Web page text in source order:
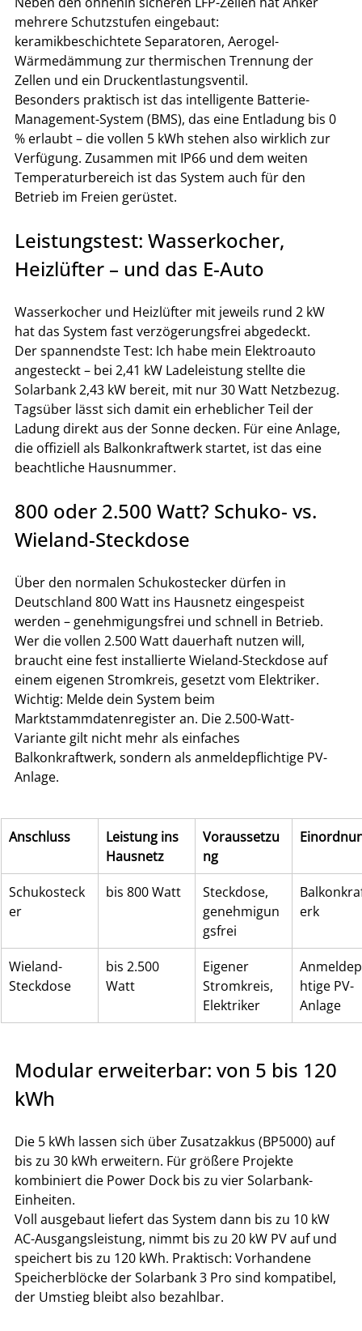
mehrere Schutzstufen eingebaut:
keramikbeschichtete Separatoren, Aerogel-
Wärmedämmung zur thermischen Trennung der
Zellen und ein Druckentlastungsventil.
Besonders praktisch ist das intelligente Batterie-
Management-System (BMS), das eine Entladung bis 0
% erlaubt – die vollen 5 kWh stehen also wirklich zur
Verfügung. Zusammen mit IP66 und dem weiten
Temperaturbereich ist das System auch für den
Betrieb im Freien gerüstet.
Leistungstest: Wasserkocher,
Heizlüfter – und das E-Auto
Wasserkocher und Heizlüfter mit jeweils rund 2 kW
hat das System fast verzögerungsfrei abgedeckt.
Der spannendste Test: Ich habe mein Elektroauto
angesteckt – bei 2,41 kW Ladeleistung stellte die
Solarbank 2,43 kW bereit, mit nur 30 Watt Netzbezug.
Tagsüber lässt sich damit ein erheblicher Teil der
Ladung direkt aus der Sonne decken. Für eine Anlage,
die offiziell als Balkonkraftwerk startet, ist das eine
beachtliche Hausnummer.
800 oder 2.500 Watt? Schuko- vs.
Wieland-Steckdose
Über den normalen Schukostecker dürfen in
Deutschland 800 Watt ins Hausnetz eingespeist
werden – genehmigungsfrei und schnell in Betrieb.
Wer die vollen 2.500 Watt dauerhaft nutzen will,
braucht eine fest installierte Wieland-Steckdose auf
einem eigenen Stromkreis, gesetzt vom Elektriker.
Wichtig: Melde dein System beim
Marktstammdatenregister an. Die 2.500-Watt-
Variante gilt nicht mehr als einfaches
Balkonkraftwerk, sondern als anmeldepflichtige PV-
Anlage.
Anschluss
Leistung ins
Hausnetz
Voraussetzu
ng
Schukosteck
er
bis 800 Watt
Steckdose,
genehmigun
gsfrei
erk
Wieland-
Steckdose
bis 2.500
Watt
Eigener
Stromkreis,
Elektriker
htige PV-
Anlage
Modular erweiterbar: von 5 bis 120
kWh
Die 5 kWh lassen sich über Zusatzakkus (BP5000) auf
bis zu 30 kWh erweitern. Für größere Projekte
kombiniert die Power Dock bis zu vier Solarbank-
Einheiten.
Voll ausgebaut liefert das System dann bis zu 10 kW
AC-Ausgangsleistung, nimmt bis zu 20 kW PV auf und
speichert bis zu 120 kWh. Praktisch: Vorhandene
Speicherblöcke der Solarbank 3 Pro sind kompatibel,
der Umstieg bleibt also bezahlbar.